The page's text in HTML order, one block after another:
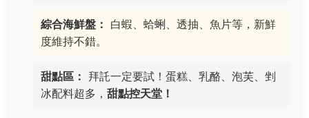
綜合海鮮盤： 白蝦、蛤蜊、透抽、魚片等，新鮮
度維持不錯。
甜點區： 拜託一定要試！蛋糕、乳酪、泡芙、剉
冰配料超多， 甜點控天堂！